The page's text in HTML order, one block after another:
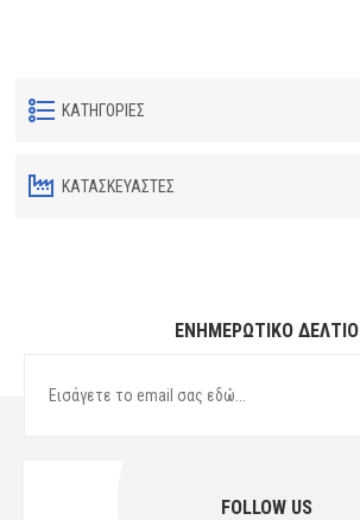
ΚΑΤΗΓΟΡΊΕΣ
ΚΑΤΑΣΚΕΥΑΣΤΈΣ
ΕΝΗΜΕΡΩΤΙΚΌ ΔΕΛΤΊΟ
FOLLOW US